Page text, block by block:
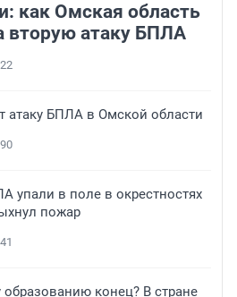
как Омская область
вторую атаку БПЛА
22
атаку БПЛА в Омской области
90
упали в поле в окрестностях
пожар
41
конец? В стране